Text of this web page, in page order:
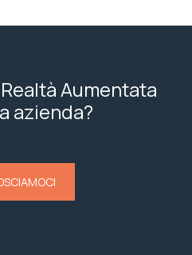
Aumentata
azienda?